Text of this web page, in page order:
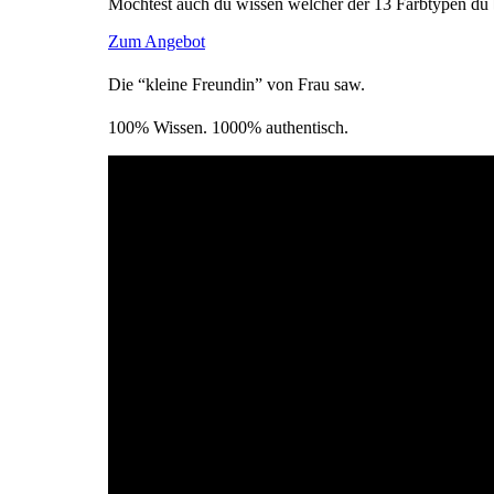
Zum Angebot
Die “kleine Freundin” von Frau saw.
100% Wissen. 1000% authentisch.